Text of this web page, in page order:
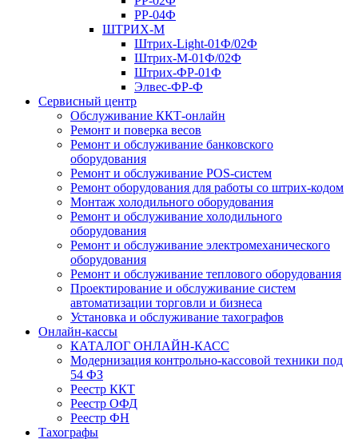
РР-04Ф
ШТРИХ-М
Штрих-Light-01Ф/02Ф
Штрих-М-01Ф/02Ф
Штрих-ФР-01Ф
Элвес-ФР-Ф
Сервисный центр
Обслуживание ККТ-онлайн
Ремонт и поверка весов
Ремонт и обслуживание банковского
оборудования
Ремонт и обслуживание POS-систем
Ремонт оборудования для работы со штрих-кодом
Монтаж холодильного оборудования
Ремонт и обслуживание холодильного
оборудования
Ремонт и обслуживание электромеханического
оборудования
Ремонт и обслуживание теплового оборудования
Проектирование и обслуживание систем
автоматизации торговли и бизнеса
Установка и обслуживание тахографов
Онлайн-кассы
КАТАЛОГ ОНЛАЙН-КАСС
Модернизация контрольно-кассовой техники под
54 ФЗ
Реестр ККТ
Реестр ОФД
Реестр ФН
Тахографы